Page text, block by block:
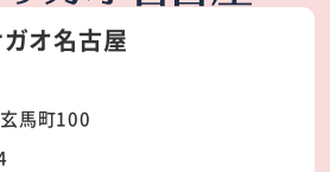
名古屋市千種区
名古屋市名東区
名古屋市港区
オ名古屋
馬町100